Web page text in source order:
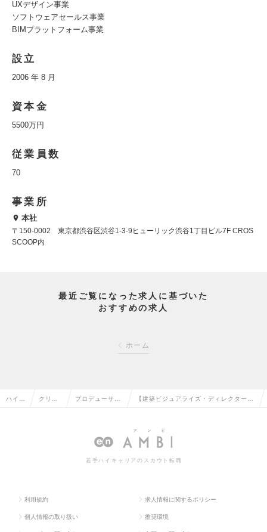
UXデザイン事業
ソフトウェアセールス事業
BIMプラットフォーム事業
設立
2006 年 8 月
資本金
5500万円
従業員数
70
事業所
本社
〒150-0002 東京都渋谷区渋谷1-3-9ヒューリック渋谷1丁目ビル7F CROS
SCOOP内
最近ご覧になった求人に基づいた
おすすめの求人
ホーム
ハイク クリエ プロデューサ
ー（その他）の
【建築ビジュアライズ・ディレクター】
る。想いを形にする空間の翻訳者の求人
若手ハイキャリアのスカウト転職
利用規約 求人情報に関するポリシー
個人情報の取り扱い 推奨環境